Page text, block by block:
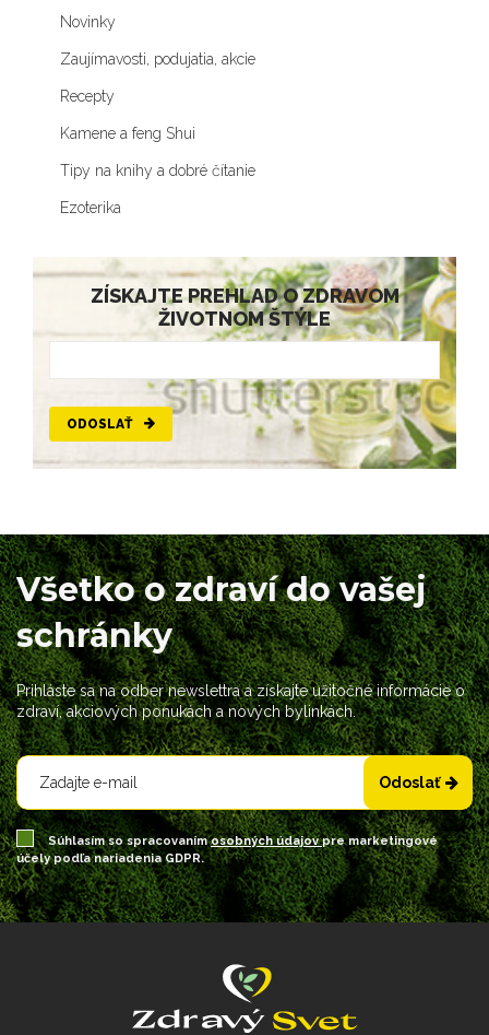
Novinky
Zaujímavosti, podujatia, akcie
Recepty
Kamene a feng Shui
Tipy na knihy a dobré čítanie
Ezoterika
ZÍSKAJTE PREHLAD O ZDRAVOM
ŽIVOTNOM ŠTÝLE
ODOSLAŤ
Všetko o zdraví do vašej
schránky
Prihláste sa na odber newslettra a získajte užitočné informácie o
zdraví, akciových ponukách a nových bylinkách.
Odoslať
Súhlasím so spracovanímosobných údajovpre marketingové
účely podľa nariadenia GDPR.